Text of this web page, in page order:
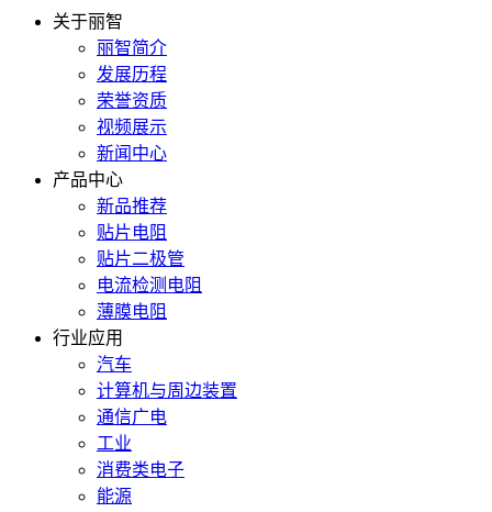
关于丽智
丽智简介
发展历程
荣誉资质
视频展示
新闻中心
产品中心
新品推荐
贴片电阻
贴片二极管
电流检测电阻
薄膜电阻
行业应用
汽车
计算机与周边装置
通信广电
工业
消费类电子
能源